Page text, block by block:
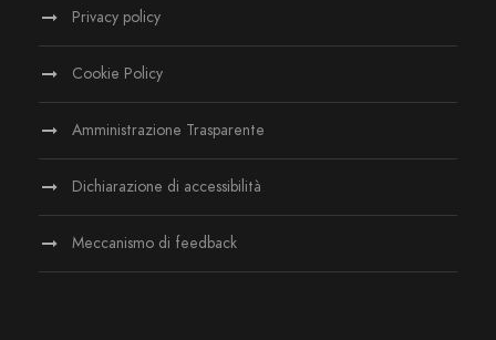
Privacy policy
Cookie Policy
Amministrazione Trasparente
Dichiarazione di accessibilità
Meccanismo di feedback